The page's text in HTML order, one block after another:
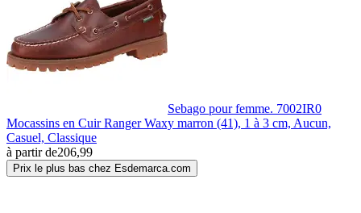
Sebago pour femme. 7002IR0
Mocassins en Cuir Ranger Waxy marron (41), 1 à 3 cm, Aucun,
Casuel, Classique
à partir de206,99
Prix le plus bas chez Esdemarca.com